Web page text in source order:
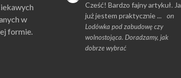
w
formie.
Cześć! Bardzo fajny artykuł. Ja
już jestem praktycznie ...
on
Lodówka pod zabudowę czy
wolnostojąca. Doradzamy, jak
dobrze wybrać